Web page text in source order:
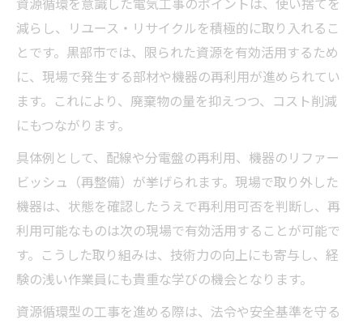
減らし、リユース・リサイクルを積極的に取り入れるこ
とです。黒部市では、限られた資源を有効活用するため
に、現場で発生する部材や機器の再利用が進められてい
ます。これにより、廃棄物の量を抑えつつ、コスト削減
にもつながります。
具体例として、配線や分電盤の再利用、機器のリファー
ビッシュ（再整備）が挙げられます。現場で取り外した
機器は、状態を確認したうえで再利用可否を判断し、再
利用可能なものは次の現場で有効活用することが可能で
す。こうした取り組みは、技術力の向上にも寄与し、経
験の浅い作業員にも貴重な学びの機会となります。
資源循環型の工事を進める際は、法令や安全基準を守る